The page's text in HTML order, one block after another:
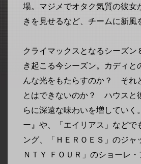
場。マジメでオタク気質の彼
きを見せるなど、チームに新風
クライマックスとなるシーズ
き起こる今シーズン。カディ
んな光をもたらすのか？ それ
とはできないのか？ ハウスと
らに深遠な味わいを増してい
ー』や、「エイリアス」など
ング、「ＨＥＲＯＥＳ」のジ
ＮＴＹ ＦＯＵＲ」のショーレ